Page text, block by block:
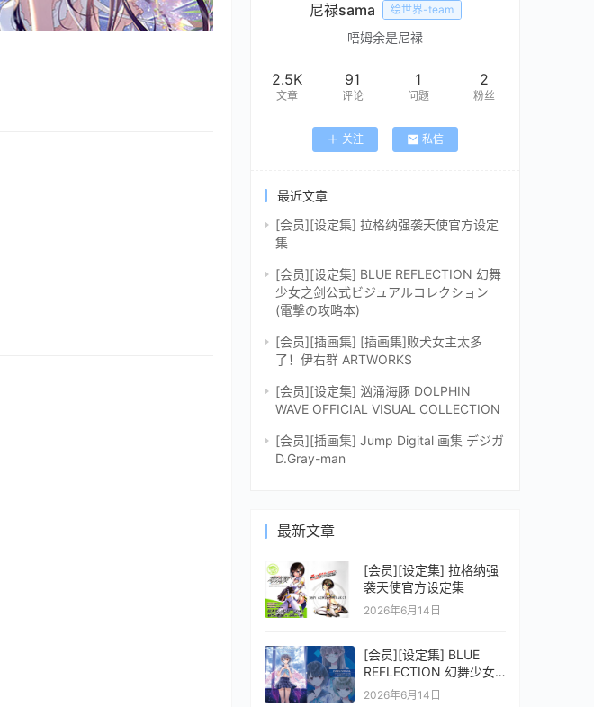
尼禄sama 绘世界-team
唔姆余是尼禄
2.5K
文章
91
评论
1
问题
2
粉丝
关注 私信
最近文章
[会员][设定集] 拉格纳强袭天使官方设定
集
[会员][设定集] BLUE REFLECTION 幻舞
少女之剑公式ビジュアルコレクション
(電撃の攻略本)
[会员][插画集] [插画集]败犬女主太多
了！伊右群 ARTWORKS
[会员][设定集] 汹涌海豚 DOLPHIN
WAVE OFFICIAL VISUAL COLLECTION
[会员][插画集] Jump Digital 画集 デジガ
D.Gray-man
最新文章
[会员][设定集] 拉格纳强
袭天使官方设定集
2026年6月14日
[会员][设定集] BLUE
REFLECTION 幻舞少女
之剑公式ビジュアルコレ
2026年6月14日